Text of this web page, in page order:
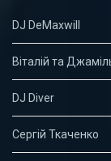
DJ DeMaxwill
Віталій та
DJ Diver
Сергій Ткаченко